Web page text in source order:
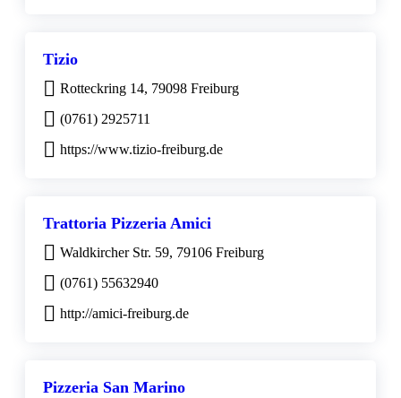
Tizio
Rotteckring 14, 79098 Freiburg
(0761) 2925711
https://www.tizio-freiburg.de
Trattoria Pizzeria Amici
Waldkircher Str. 59, 79106 Freiburg
(0761) 55632940
http://amici-freiburg.de
Pizzeria San Marino